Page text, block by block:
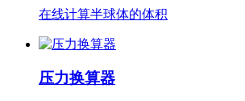
在线计算半球体的体积
压力换算器